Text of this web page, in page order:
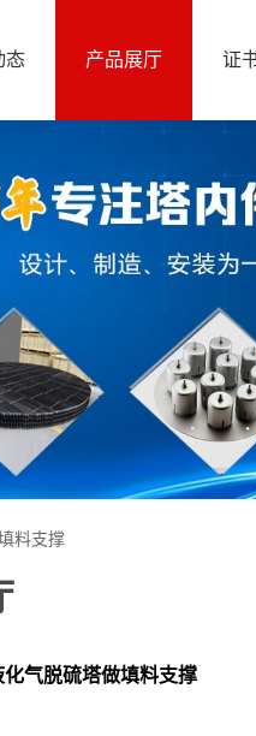
态 产品展厅 证
料支撑
气脱硫塔做填料支撑